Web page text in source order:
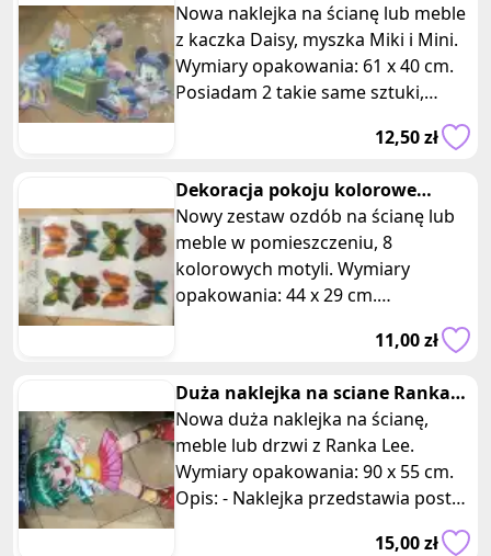
myszka Miki Mini i kaczka Daisy
Nowa naklejka na ścianę lub meble
z kaczka Daisy, myszka Miki i Mini.
Wymiary opakowania: 61 x 40 cm.
Posiadam 2 takie same sztuki,
12,50 zł
Dekoracja pokoju kolorowe
motyle
Nowy zestaw ozdób na ścianę lub
meble w pomieszczeniu, 8
kolorowych motyli. Wymiary
opakowania: 44 x 29 cm.
11,00 zł
Duża naklejka na sciane Ranka
Lee
Nowa duża naklejka na ścianę,
meble lub drzwi z Ranka Lee.
Wymiary opakowania: 90 x 55 cm.
Opis: - Naklejka przedstawia postać
Ranki Lee z popularnej bajki anim
15,00 zł